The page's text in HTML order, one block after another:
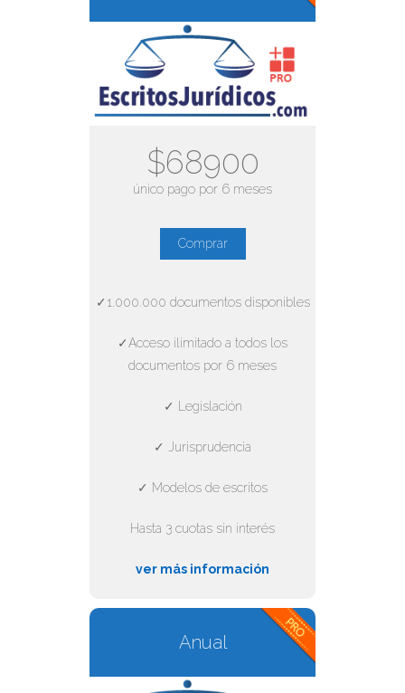
$68900
único pago por 6 meses
Comprar
✓1.000.000 documentos disponibles
✓Acceso ilimitado a todos los
documentos por 6 meses
✓ Legislación
✓ Jurisprudencia
✓ Modelos de escritos
Hasta 3 cuotas sin interés
ver más información
Anual